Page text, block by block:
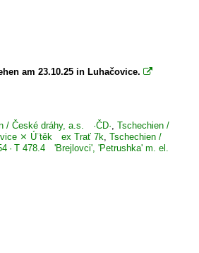
am 23.10.25 in Luhačovice. 
/ České dráhy, a.s. ·ČD·, Tschechien /
⨯ Ú¨těk ex Trať 7k, Tschechien /
· T 478.4 'Brejlovci', 'Petrushka' m. el.